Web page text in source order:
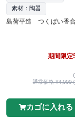
素材：陶器
島荷平造 つくばい香
期間限定
通常価格 ¥4,000
カゴに入れる